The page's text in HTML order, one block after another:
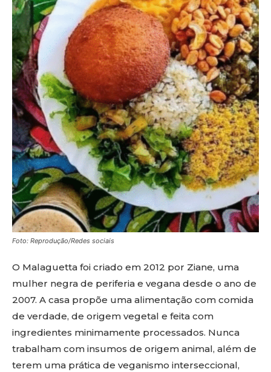
Foto: Reprodução/Redes sociais
O Malaguetta foi criado em 2012 por Ziane, uma
mulher negra de periferia e vegana desde o ano de
2007. A casa propõe uma alimentação com comida
de verdade, de origem vegetal e feita com
ingredientes minimamente processados. Nunca
trabalham com insumos de origem animal, além de
terem uma prática de veganismo interseccional,